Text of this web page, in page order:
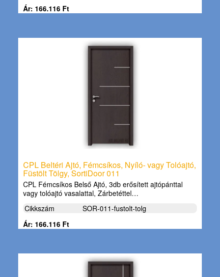
Ár: 166.116 Ft
CPL Beltéri Ajtó, Fémcsíkos, Nyíló- vagy Tolóajtó,
Füstölt Tölgy, SortiDoor 011
CPL Fémcsíkos Belső Ajtó, 3db erősített ajtópánttal
vagy tolóajtó vasalattal, Zárbetéttel…
Cikkszám
SOR-011-fustolt-tolg
Ár: 166.116 Ft